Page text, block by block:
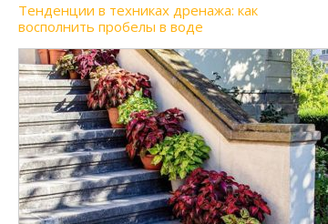
Тенденции в техниках дренажа: как
восполнить пробелы в воде